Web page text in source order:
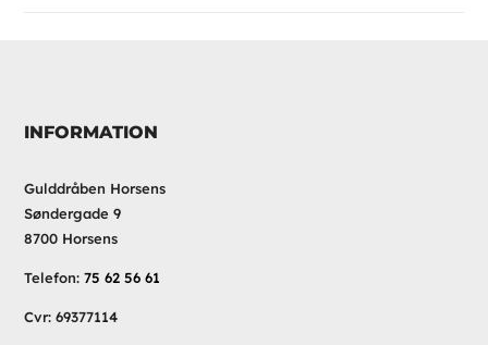
INFORMATION
Gulddråben Horsens
Søndergade 9
8700 Horsens
Telefon:75 62 56 61
Cvr: 69377114